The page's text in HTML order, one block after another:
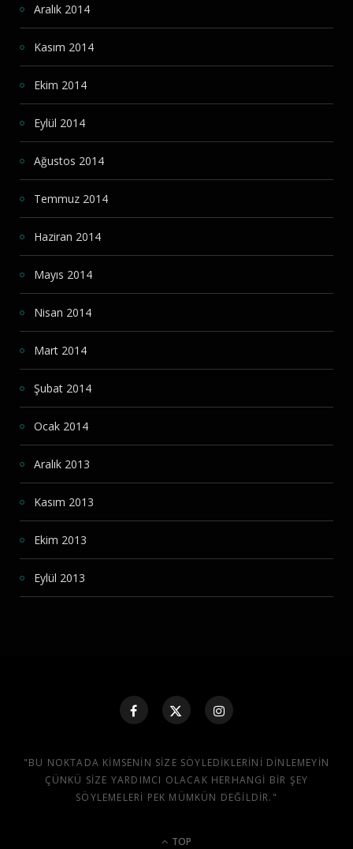
Aralık 2014
Kasım 2014
Ekim 2014
Eylül 2014
Ağustos 2014
Temmuz 2014
Haziran 2014
Mayıs 2014
Nisan 2014
Mart 2014
Şubat 2014
Ocak 2014
Aralık 2013
Kasım 2013
Ekim 2013
Eylül 2013
"BU NOKTADA KIMSENIN SIZE SÖYLEDIKLERINI DINLEMEYIN
ÇÜNKÜ SIZE YARDIMCI OLACAK HERHANGI BIR ŞEY
SÖYLEMELERI PEK MÜMKÜN DEĞILDIR."
TOP